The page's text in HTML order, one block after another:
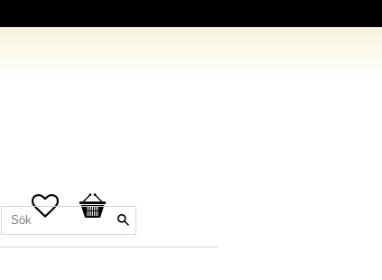
Favoriter
Kundvagn